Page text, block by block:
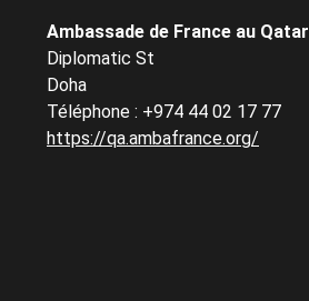
Ambassade de France au Qatar
Diplomatic St
Doha
Téléphone : +974 44 02 17 77
https://qa.ambafrance.org/